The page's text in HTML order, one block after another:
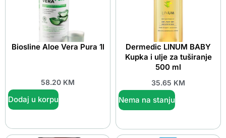
Biosline Aloe Vera Pura 1l
58.20 KM
Dodaj u korpu
Dermedic LINUM BABY
Kupka i ulje za tuširanje
500 ml
35.65 KM
Nema na stanju